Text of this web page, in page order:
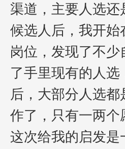
渠道，主要人选
候选人后，我开
岗位，发现了不
了手里现有的人
后，大部分人选
作了，只有一两
这次给我的启发